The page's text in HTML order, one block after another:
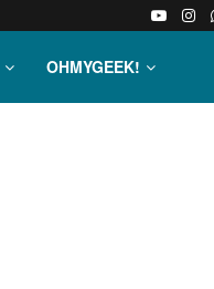
OHMYGEEK!